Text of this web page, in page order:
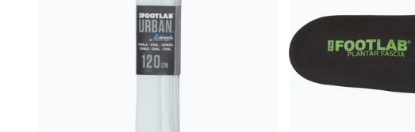
Röd
TA BORT ALLA OK